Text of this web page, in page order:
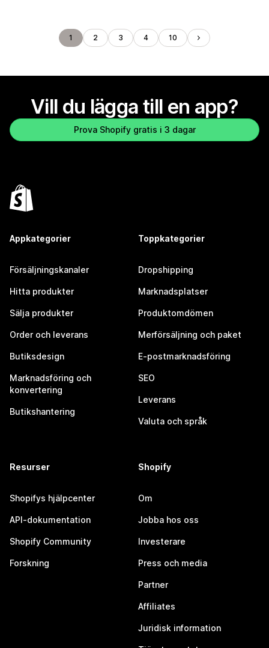
1 2 3 4 10
Vill du lägga till en app?
Prova Shopify gratis i 3 dagar
Appkategorier
Försäljningskanaler
Hitta produkter
Sälja produkter
Order och leverans
Butiksdesign
Marknadsföring och
konvertering
Butikshantering
Toppkategorier
Dropshipping
Marknadsplatser
Produktomdömen
Merförsäljning och paket
E-postmarknadsföring
SEO
Leverans
Valuta och språk
Resurser
Shopifys hjälpcenter
API-dokumentation
Shopify Community
Forskning
Shopify
Om
Jobba hos oss
Investerare
Press och media
Partner
Affiliates
Juridisk information